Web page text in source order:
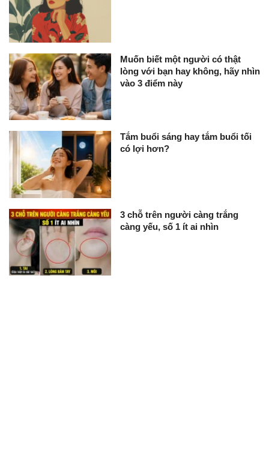
Muốn biết một người có thật
lòng với bạn hay không, hãy nhìn
vào 3 điểm này
Tắm buổi sáng hay tắm buổi tối
có lợi hơn?
3 chỗ trên người càng trắng
càng yếu, số 1 ít ai nhìn